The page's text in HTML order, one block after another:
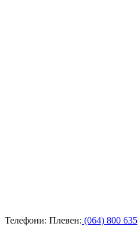
Телефони: Плевен: (064) 800 635